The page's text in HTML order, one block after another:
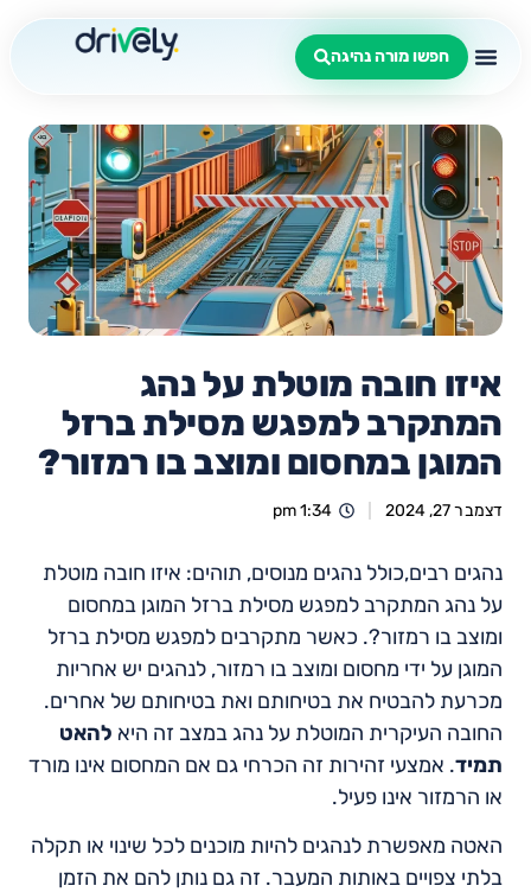
חפשו מורה נהיגה
איזו חובה מוטלת על נהג
המתקרב למפגש מסילת ברזל
המוגן במחסום ומוצב בו רמזור?
דצמבר 27, 2024 1:34 pm
נהגים רבים,כולל נהגים מנוסים, תוהים: איזו חובה מוטלת
על נהג המתקרב למפגש מסילת ברזל המוגן במחסום
ומוצב בו רמזור?. כאשר מתקרבים למפגש מסילת ברזל
המוגן על ידי מחסום ומוצב בו רמזור, לנהגים יש אחריות
מכרעת להבטיח את בטיחותם ואת בטיחותם של אחרים.
החובה העיקרית המוטלת על נהג במצב זה היא להאט
תמיד. אמצעי זהירות זה הכרחי גם אם המחסום אינו מורד
או הרמזור אינו פעיל.
האטה מאפשרת לנהגים להיות מוכנים לכל שינוי או תקלה
בלתי צפויים באותות המעבר. זה גם נותן להם את הזמן